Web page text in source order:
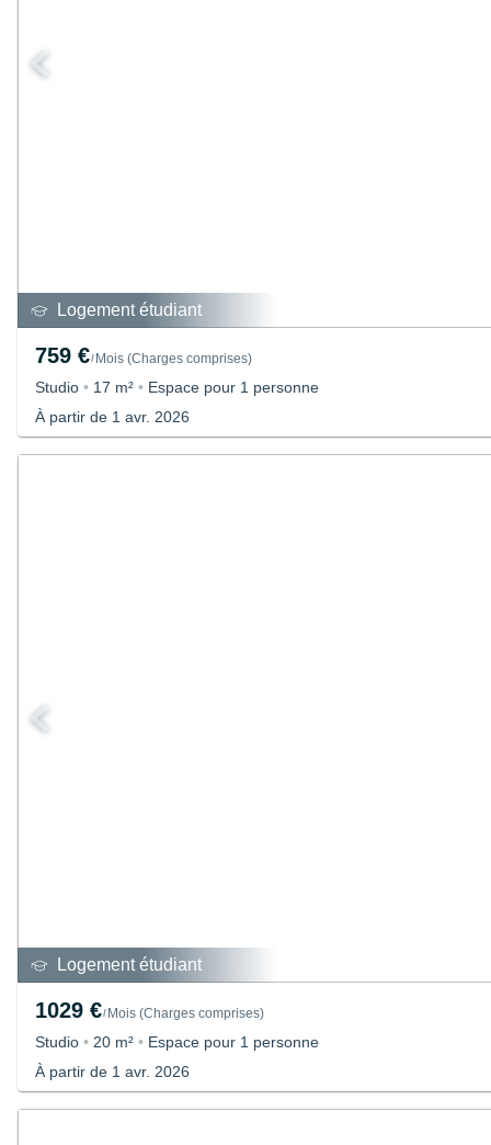
Logement étudiant
759 €/ Mois (Charges comprises)
Studio • 17 m² • Espace pour 1 personne
À partir de 1 avr. 2026
Logement étudiant
1029 €/ Mois (Charges comprises)
Studio • 20 m² • Espace pour 1 personne
À partir de 1 avr. 2026